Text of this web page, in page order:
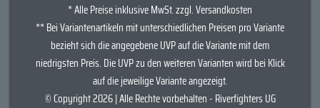
* Alle Preise inklusive MwSt. zzgl. Versandkosten
** Bei Variantenartikeln mit unterschiedlichen Preisen pro Variante
bezieht sich die angegebene UVP auf die Variante mit dem
niedrigsten Preis. Die UVP zu den weiteren Varianten wird bei Klick
auf die jeweilige Variante angezeigt.
© Copyright 2026 | Alle Rechte vorbehalten - Riverfighters UG